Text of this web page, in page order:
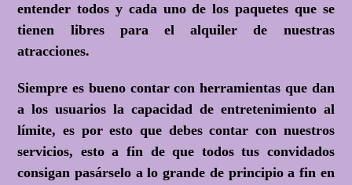
entender todos y cada uno de los paquetes que se
tienen libres para el alquiler de nuestras
atracciones.
Siempre es bueno contar con herramientas que dan
a los usuarios la capacidad de entretenimiento al
límite, es por esto que debes contar con nuestros
servicios, esto a fin de que todos tus convidados
consigan pasárselo a lo grande de principio a fin en